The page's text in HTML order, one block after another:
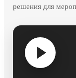
решения для